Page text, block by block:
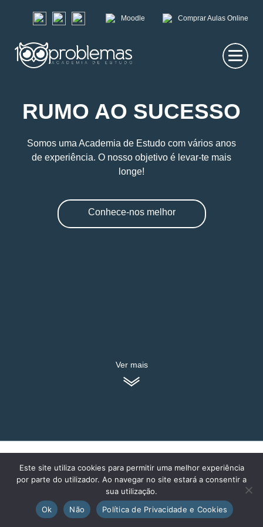
Moodle Comprar Aulas Online
RUMO AO SUCESSO
Somos uma Academia de Estudo com vários anos
de experiência. O nosso objetivo é levar-te mais
longe!
Conhece-nos melhor
Ver mais
BREVE APRESENTAÇÃO
A Academia de Estudo 100problemas está na
Este site utiliza cookies para permitir uma melhor experiência
por parte do utilizador. Ao navegar no site estará a consentir a
sua utilização.
Ok
Não Política de Privacidade e Cookies